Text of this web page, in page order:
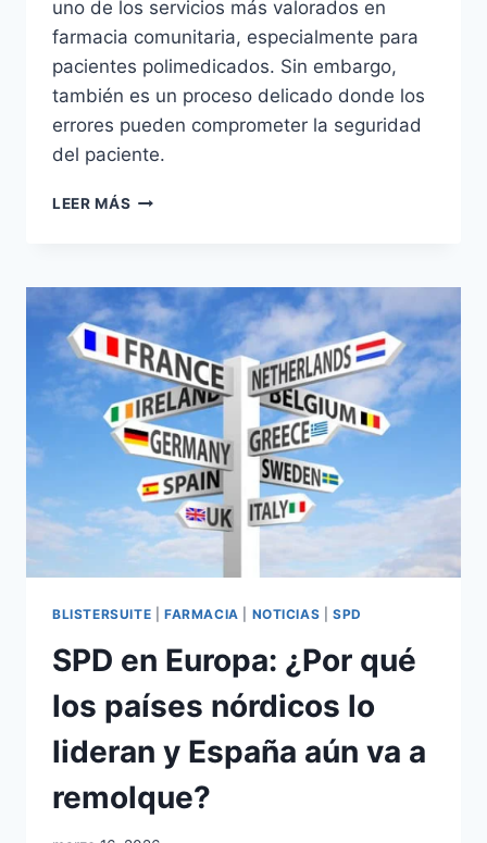
uno de los servicios más valorados en
farmacia comunitaria, especialmente para
pacientes polimedicados. Sin embargo,
también es un proceso delicado donde los
errores pueden comprometer la seguridad
del paciente.
LEER MÁS CÓMO
MÁS
COMUNES
EN
LA
PREPARACIÓN
DE
SPD
BLISTERSUITE FARMACIA NOTICIAS |SPD
SPD en Europa: ¿Por qué
los países nórdicos lo
lideran y España aún va a
remolque?